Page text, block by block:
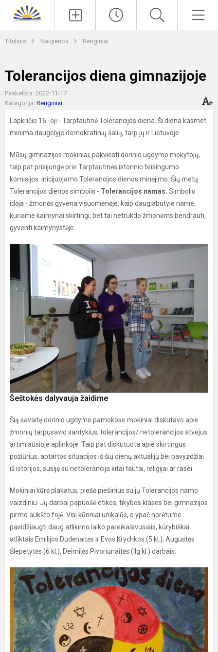
Titulinis Naujienos Renginiai
Tolerancijos diena gimnazijoje
Paskelbta: 2022-11-17
Kategorija: Renginiai
Lapkričio 16 -oji - Tarptautinė Tolerancijos diena. Ši diena kasmet
minima daugelyje demokratinių šalių, tarp jų ir Lietuvoje.
Mūsų gimnazijos mokiniai, pakviesti dorinio ugdymo mokytojų,
taip pat prisijungė prie Tarptautinės istorinio teisingumo
komisijos inicijuojamo Tolerancijos dienos minėjimo. Šių metų
Tolerancijos dienos simbolis - Tolerancijos namas. Simbolio
idėja - žmonės gyvena visuomenėje, kaip daugiabutyje name,
kuriame kaimynai skirtingi, bet tai netrukdo žmonėms bendrauti,
gyventi kaimynystėje.
Šeštokės dalyvauja žaidime
Šią savaitę dorinio ugdymo pamokose mokiniai diskutavo apie
žmonių tarpusavio santykius, tolerancijos/ netolerancijos atvejus
artimiausioje aplinkoje. Taip pat diskutuota apie skirtingus
požiūrius, aptartos situacijos iš šių dienų aktualijų bei pavyzdžiai
iš istorijos, susiję su netolerancija kitai tautai, religijai ar rasei.
Mokiniai kūrė plakatus, piešė piešinius su jų Tolerancijos namo
vaizdiniu. Jų darbai papuošė etikos, tikybos klases bei gimnazijos
pirmo aukšto fojė. Visi kūriniai unikalūs, o ypač norėtume
pasidžiaugti daug atlikimo laiko pareikalavusiais, kūrybiškai
atliktais Emilijos Dūdėnaitės ir Evos Krychkos (5 kl.), Augustės
Šlepetytės (6 kl.), Deimilės Pivoriūnaitės (IIg kl.) darbais.